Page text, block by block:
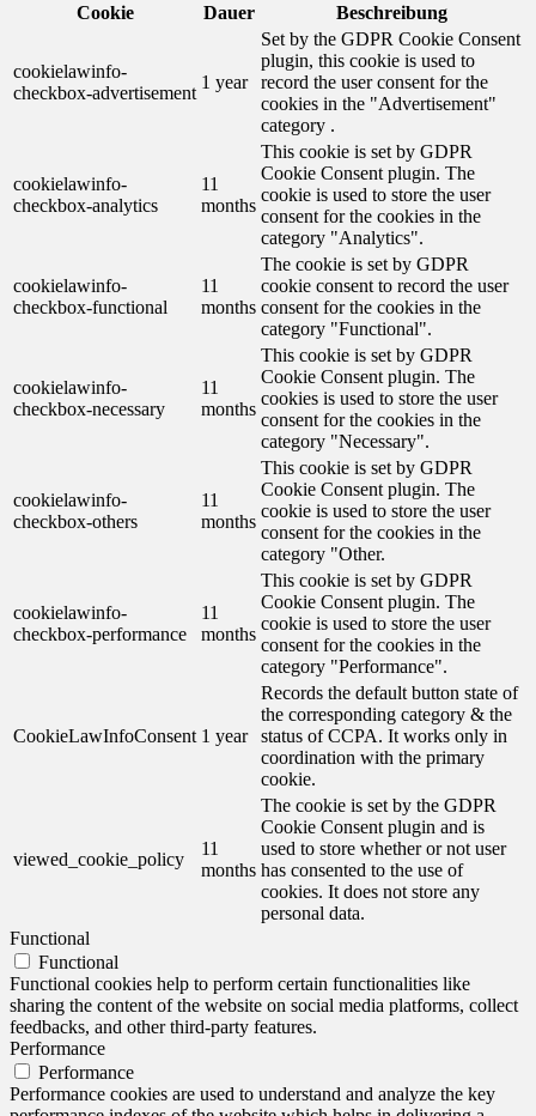
Cookie
Dauer Beschreibung
cookielawinfo-
checkbox-advertisement
1 year
Set by the GDPR Cookie Consent
plugin, this cookie is used to
record the user consent for the
cookies in the "Advertisement"
category .
cookielawinfo-
checkbox-analytics
11
months
This cookie is set by GDPR
Cookie Consent plugin. The
cookie is used to store the user
consent for the cookies in the
category "Analytics".
cookielawinfo-
checkbox-functional
11
months
The cookie is set by GDPR
cookie consent to record the user
consent for the cookies in the
category "Functional".
cookielawinfo-
checkbox-necessary
11
months
This cookie is set by GDPR
Cookie Consent plugin. The
cookies is used to store the user
consent for the cookies in the
category "Necessary".
cookielawinfo-
checkbox-others
11
months
This cookie is set by GDPR
Cookie Consent plugin. The
cookie is used to store the user
consent for the cookies in the
category "Other.
cookielawinfo-
checkbox-performance
11
months
This cookie is set by GDPR
Cookie Consent plugin. The
cookie is used to store the user
consent for the cookies in the
category "Performance".
CookieLawInfoConsent 1 year
Records the default button state of
the corresponding category & the
status of CCPA. It works only in
coordination with the primary
cookie.
viewed_cookie_policy
11
months
The cookie is set by the GDPR
Cookie Consent plugin and is
used to store whether or not user
has consented to the use of
cookies. It does not store any
personal data.
Functional
Functional
Functional cookies help to perform certain functionalities like
sharing the content of the website on social media platforms, collect
feedbacks, and other third-party features.
Performance
Performance
Performance cookies are used to understand and analyze the key